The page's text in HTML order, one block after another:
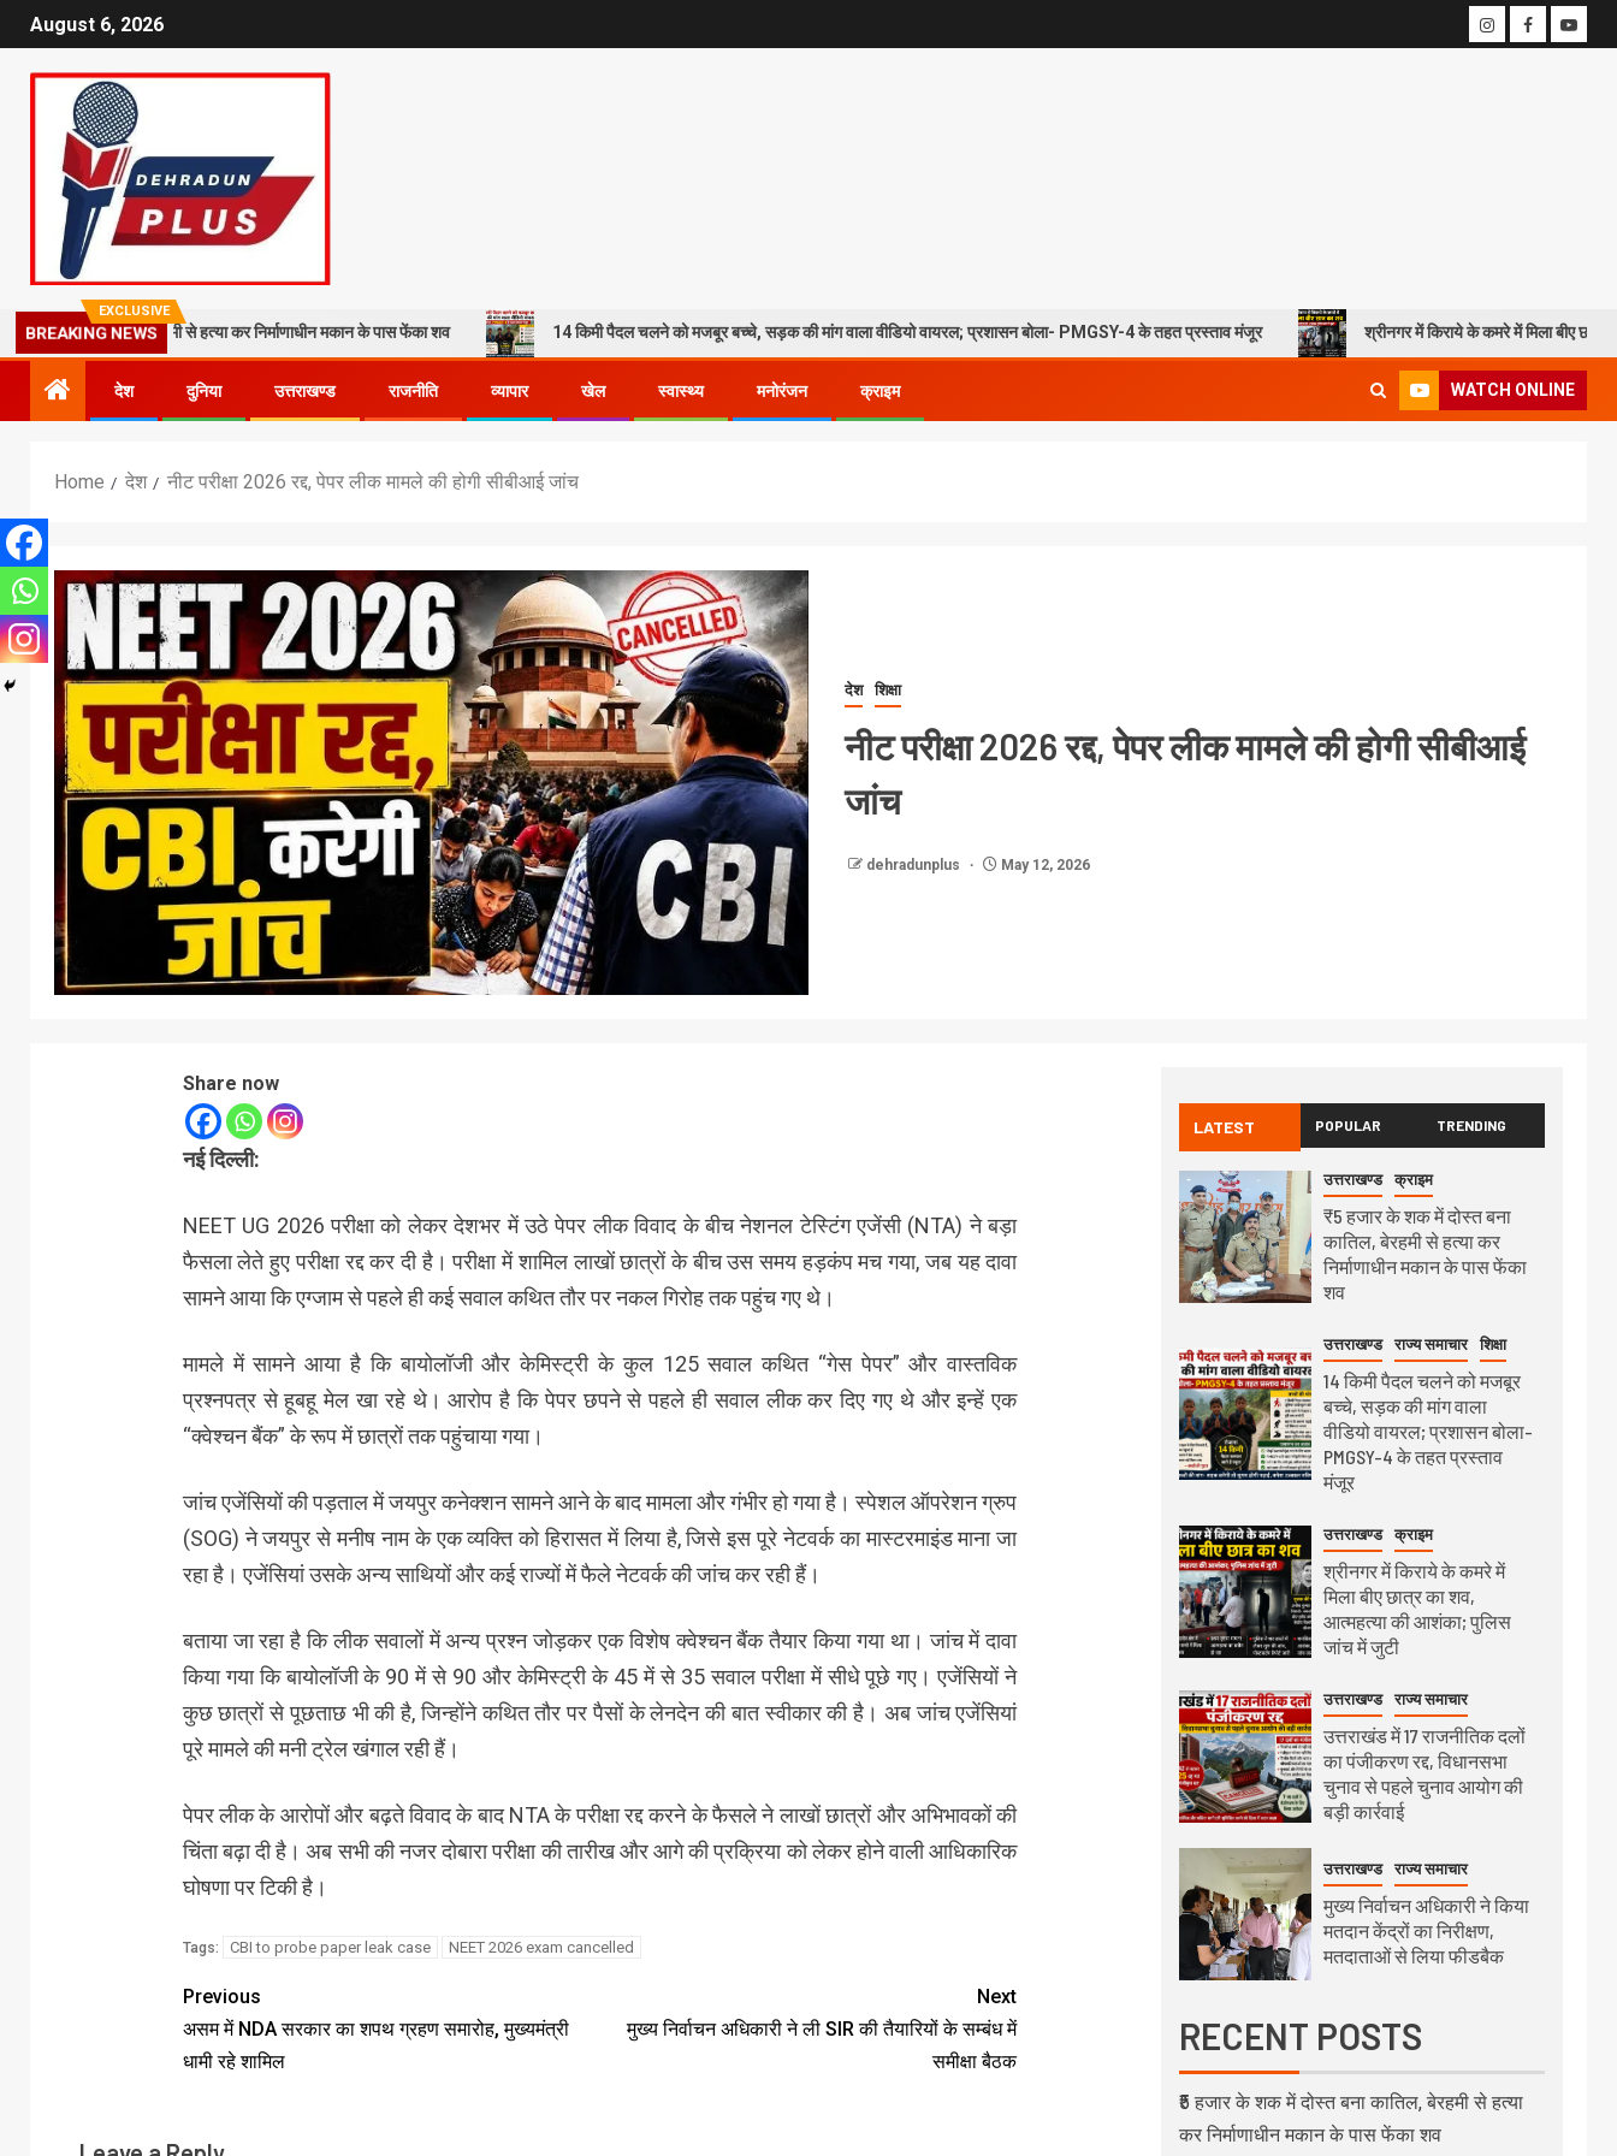
August 6, 2026
EXCLUSIVE
BREAKING NEWS
बेरहमी से हत्या कर निर्माणाधीन मकान के पास फेंका शव 14 किमी पैदल चलने को मजबूर बच्चे, सड़क की मांग वाला वीडियो वायरल; प्रशासन बोला- PMGSY-4 के तहत प्रस्ताव मंजूर श्रीनगर में किराये के कमरे में मिला बीए छात्र का शव,
देश दुनिया उत्तराखण्ड राजनीति व्यापार खेल स्वास्थ्य मनोरंजन क्राइम WATCH ONLINE
Home देश नीट परीक्षा 2026 रद्द, पेपर लीक मामले की होगी सीबीआई जांच
देश शिक्षा
नीट परीक्षा 2026 रद्द, पेपर लीक मामले की होगी सीबीआई
जांच
dehradunplus May 12, 2026
Share now
नई दिल्ली:
NEET UG 2026 परीक्षा को लेकर देशभर में उठे पेपर लीक विवाद के बीच नेशनल टेस्टिंग एजेंसी (NTA) ने बड़ा
फैसला लेते हुए परीक्षा रद्द कर दी है। परीक्षा में शामिल लाखों छात्रों के बीच उस समय हड़कंप मच गया, जब यह दावा
सामने आया कि एग्जाम से पहले ही कई सवाल कथित तौर पर नकल गिरोह तक पहुंच गए थे।
मामले में सामने आया है कि बायोलॉजी और केमिस्ट्री के कुल 125 सवाल कथित “गेस पेपर” और वास्तविक
प्रश्नपत्र से हूबहू मेल खा रहे थे। आरोप है कि पेपर छपने से पहले ही सवाल लीक कर दिए गए थे और इन्हें एक
“क्वेश्चन बैंक” के रूप में छात्रों तक पहुंचाया गया।
जांच एजेंसियों की पड़ताल में जयपुर कनेक्शन सामने आने के बाद मामला और गंभीर हो गया है। स्पेशल ऑपरेशन ग्रुप
(SOG) ने जयपुर से मनीष नाम के एक व्यक्ति को हिरासत में लिया है, जिसे इस पूरे नेटवर्क का मास्टरमाइंड माना जा
रहा है। एजेंसियां उसके अन्य साथियों और कई राज्यों में फैले नेटवर्क की जांच कर रही हैं।
बताया जा रहा है कि लीक सवालों में अन्य प्रश्न जोड़कर एक विशेष क्वेश्चन बैंक तैयार किया गया था। जांच में दावा
किया गया कि बायोलॉजी के 90 में से 90 और केमिस्ट्री के 45 में से 35 सवाल परीक्षा में सीधे पूछे गए। एजेंसियों ने
कुछ छात्रों से पूछताछ भी की है, जिन्होंने कथित तौर पर पैसों के लेनदेन की बात स्वीकार की है। अब जांच एजेंसियां
पूरे मामले की मनी ट्रेल खंगाल रही हैं।
पेपर लीक के आरोपों और बढ़ते विवाद के बाद NTA के परीक्षा रद्द करने के फैसले ने लाखों छात्रों और अभिभावकों की
चिंता बढ़ा दी है। अब सभी की नजर दोबारा परीक्षा की तारीख और आगे की प्रक्रिया को लेकर होने वाली आधिकारिक
घोषणा पर टिकी है।
Tags: CBI to probe paper leak case NEET 2026 exam cancelled
Previous
असम में NDA सरकार का शपथ ग्रहण समारोह, मुख्यमंत्री
धामी रहे शामिल
Next
मुख्य निर्वाचन अधिकारी ने ली SIR की तैयारियों के सम्बंध में
समीक्षा बैठक
LATEST POPULAR TRENDING
उत्तराखण्ड क्राइम
₹5 हजार के शक में दोस्त बना
कातिल, बेरहमी से हत्या कर
निर्माणाधीन मकान के पास फेंका
शव
उत्तराखण्ड राज्य समाचार शिक्षा
14 किमी पैदल चलने को मजबूर
बच्चे, सड़क की मांग वाला
वीडियो वायरल; प्रशासन बोला-
PMGSY-4 के तहत प्रस्ताव
मंजूर
उत्तराखण्ड क्राइम
श्रीनगर में किराये के कमरे में
मिला बीए छात्र का शव,
आत्महत्या की आशंका; पुलिस
जांच में जुटी
उत्तराखण्ड राज्य समाचार
उत्तराखंड में 17 राजनीतिक दलों
का पंजीकरण रद्द, विधानसभा
चुनाव से पहले चुनाव आयोग की
बड़ी कार्रवाई
उत्तराखण्ड राज्य समाचार
मुख्य निर्वाचन अधिकारी ने किया
मतदान केंद्रों का निरीक्षण,
मतदाताओं से लिया फीडबैक
RECENT POSTS
₹5 हजार के शक में दोस्त बना कातिल, बेरहमी से हत्या
कर निर्माणाधीन मकान के पास फेंका शव